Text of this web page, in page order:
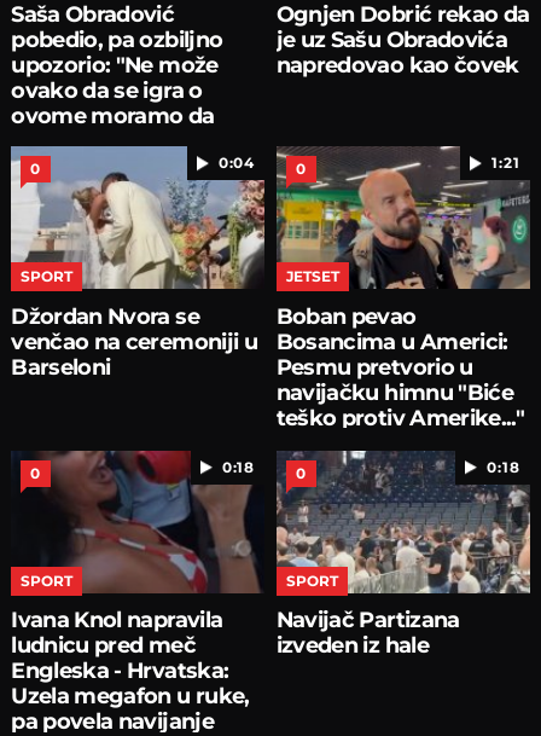
Saša Obradović
pobedio, pa ozbiljno
upozorio: "Ne može
ovako da se igra o
ovome moramo da
pričamo...
Ognjen Dobrić rekao da
je uz Sašu Obradovića
napredovao kao čovek
0:04
0
SPORT
Džordan Nvora se
venčao na ceremoniji u
Barseloni
1:21
0
JETSET
Boban pevao
Bosancima u Americi:
Pesmu pretvorio u
navijačku himnu "Biće
teško protiv Amerike..."
0:18
0
SPORT
Ivana Knol napravila
ludnicu pred meč
Engleska - Hrvatska:
Uzela megafon u ruke,
pa povela navijanje
0:18
0
SPORT
Navijač Partizana
izveden iz hale